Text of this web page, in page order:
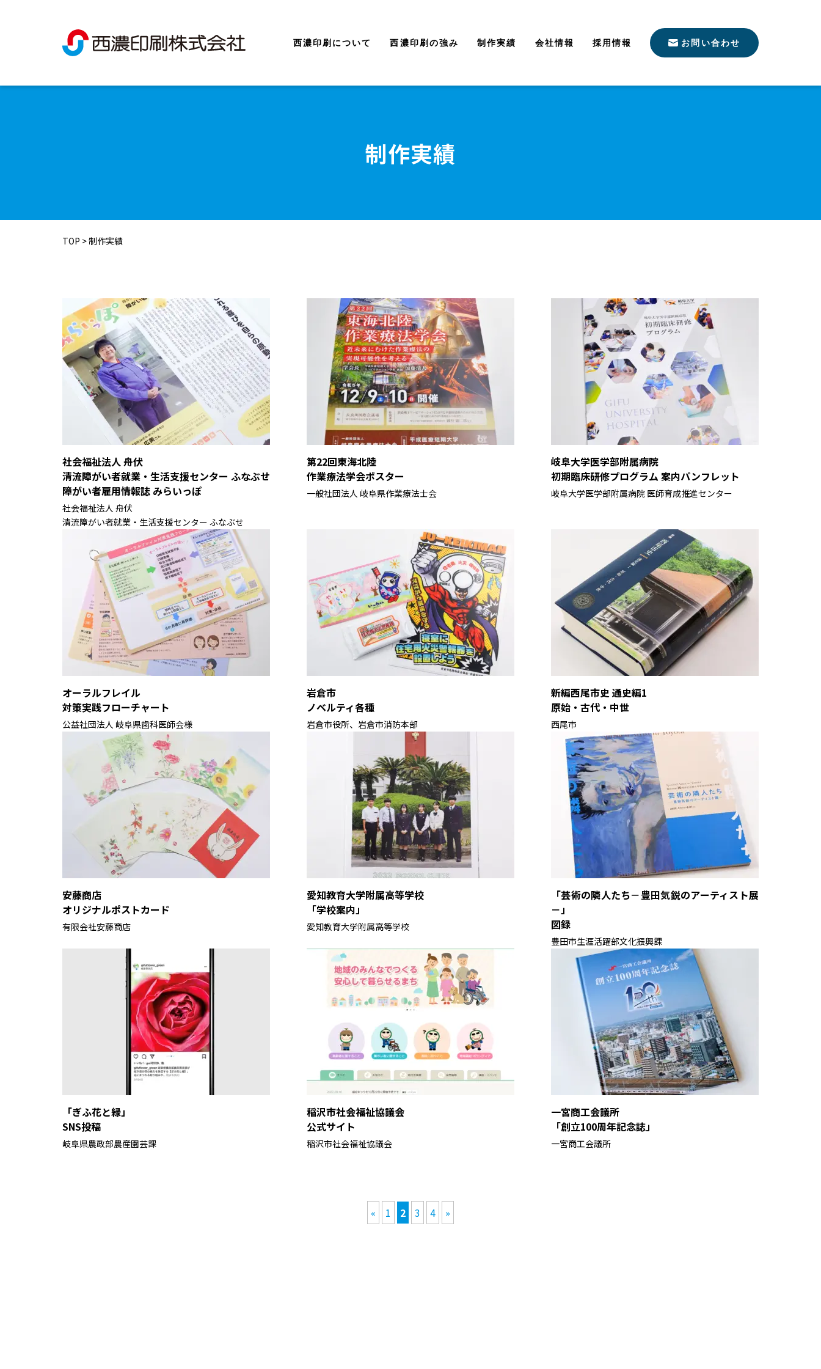
西濃印刷について 西濃印刷の強み 制作実績 会社情報 採用情報 お問い合わせ
制作実績
TOP >制作実績
社会福祉法人 舟伏
清流障がい者就業・生活支援センター ふなぶせ
障がい者雇用情報誌 みらいっぽ
社会福祉法人 舟伏
清流障がい者就業・生活支援センター ふなぶせ
第22回東海北陸
作業療法学会ポスター
一般社団法人 岐阜県作業療法士会
岐阜大学医学部附属病院
初期臨床研修プログラム 案内パンフレット
岐阜大学医学部附属病院 医師育成推進センター
オーラルフレイル
対策実践フローチャート
公益社団法人 岐阜県歯科医師会様
岩倉市
ノベルティ各種
岩倉市役所、岩倉市消防本部
新編西尾市史 通史編1
原始・古代・中世
西尾市
安藤商店
オリジナルポストカード
有限会社安藤商店
愛知教育大学附属高等学校
「学校案内」
愛知教育大学附属高等学校
「芸術の隣人たち－豊田気鋭のアーティスト展
－」
図録
豊田市生涯活躍部文化振興課
「ぎふ花と緑」
SNS投稿
岐阜県農政部農産園芸課
稲沢市社会福祉協議会
公式サイト
稲沢市社会福祉協議会
一宮商工会議所
「創立100周年記念誌」
一宮商工会議所
« 1 2 3 4 »